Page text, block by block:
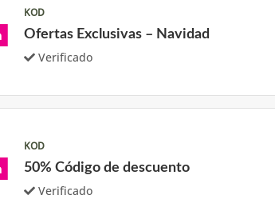
KOD
Ofertas Exclusivas – Navidad
Verificado
KOD
50% Código de descuento
Verificado